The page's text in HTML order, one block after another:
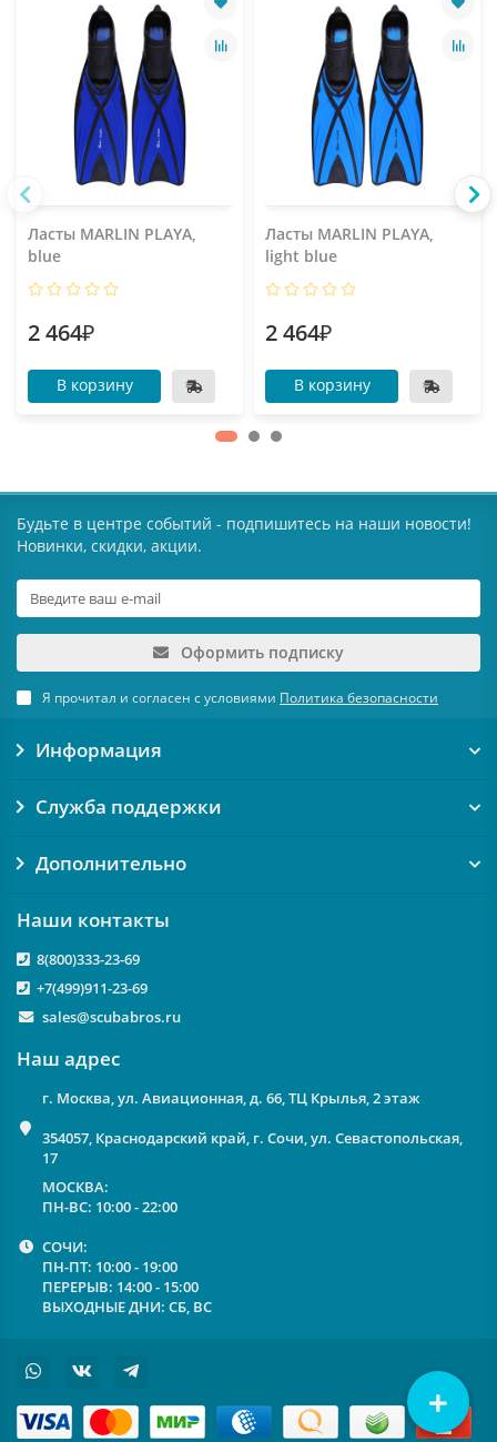
Ласты MARLIN PLAYA,
blue
2 464₽
В корзину
Ласты MARLIN PLAYA,
light blue
2 464₽
В корзину
Будьте в центре событий - подпишитесь на наши новости!
Новинки, скидки, акции.
Оформить подписку
Я прочитал и согласен с условиями Политика безопасности
Информация
Служба поддержки
Дополнительно
Наши контакты
8(800)333-23-69
+7(499)911-23-69
sales@scubabros.ru
Наш адрес
г. Москва, ул. Авиационная, д. 66, ТЦ Крылья, 2 этаж
354057, Краснодарский край, г. Сочи, ул. Севастопольская,
17
МОСКВА:
ПН-ВС: 10:00 - 22:00
СОЧИ:
ПН-ПТ: 10:00 - 19:00
ПЕРЕРЫВ: 14:00 - 15:00
ВЫХОДНЫЕ ДНИ: СБ, ВС